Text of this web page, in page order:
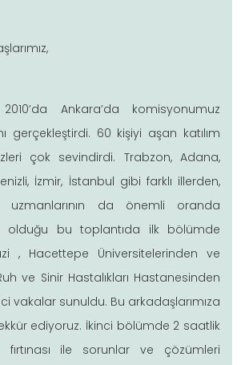
Ankara’da komisyonumuz
gerçekleştirdi. 60 kişiyi aşan katılım
çok sevindirdi. Trabzon, Adana,
İzmir, İstanbul gibi farklı illerden,
uzmanlarının da önemli oranda
olduğu bu toplantıda ilk bölümde
, Hacettepe Üniversitelerinden ve
ve Sinir Hastalıkları Hastanesinden
vakalar sunuldu. Bu arkadaşlarımıza
ediyoruz. İkinci bölümde 2 saatlik
ile sorunlar ve çözümleri